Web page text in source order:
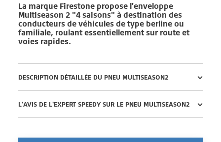
La marque Firestone propose l'enveloppe
Multiseason 2 "4 saisons" à destination des
conducteurs de véhicules de type berline ou
familiale, roulant essentiellement sur route et
voies rapides.
DESCRIPTION DÉTAILLÉE DU PNEU MULTISEASON2
L'AVIS DE L'EXPERT SPEEDY SUR LE PNEU MULTISEASON2